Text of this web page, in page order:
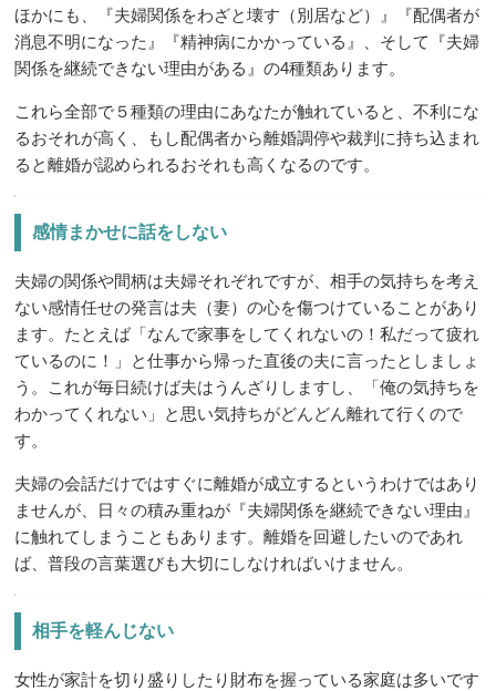
ほかにも、『夫婦関係をわざと壊す（別居など）』『配偶者が
消息不明になった』『精神病にかかっている』、そして『夫婦
関係を継続できない理由がある』の4種類あります。
これら全部で５種類の理由にあなたが触れていると、不利にな
るおそれが高く、もし配偶者から離婚調停や裁判に持ち込まれ
ると離婚が認められるおそれも高くなるのです。
感情まかせに話をしない
夫婦の関係や間柄は夫婦それぞれですが、相手の気持ちを考え
ない感情任せの発言は夫（妻）の心を傷つけていることがあり
ます。たとえば「なんで家事をしてくれないの！私だって疲れ
ているのに！」と仕事から帰った直後の夫に言ったとしましょ
う。これが毎日続けば夫はうんざりしますし、「俺の気持ちを
わかってくれない」と思い気持ちがどんどん離れて行くので
す。
夫婦の会話だけではすぐに離婚が成立するというわけではあり
ませんが、日々の積み重ねが『夫婦関係を継続できない理由』
に触れてしまうこともあります。離婚を回避したいのであれ
ば、普段の言葉選びも大切にしなければいけません。
相手を軽んじない
女性が家計を切り盛りしたり財布を握っている家庭は多いです